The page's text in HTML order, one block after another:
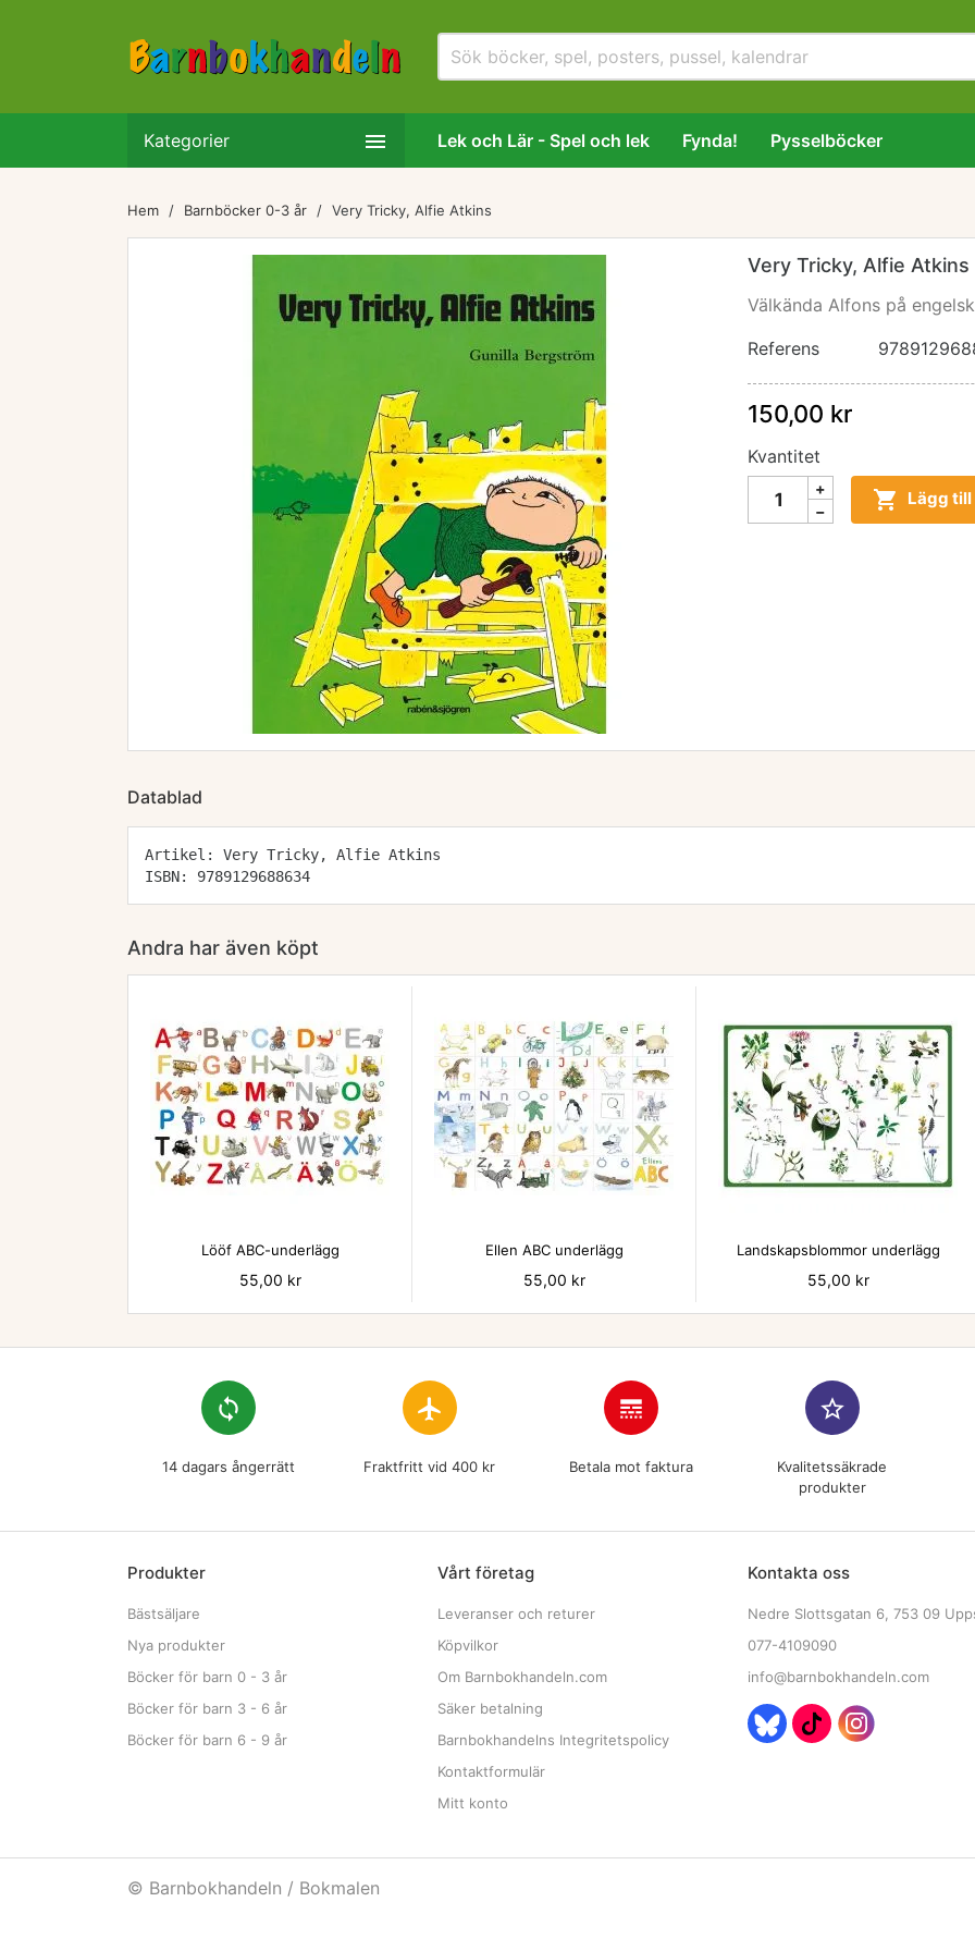
Kategorier  Lek och Lär - Spel och lek Fynda! Pysselböcker
Hem Barnböcker 0-3 år Very Tricky, Alfie Atkins
Very Tricky, Alfie Atkins
Välkända Alfons på
Referens
150,00 kr
Kvantitet
 Lägg
Datablad
Artikel: Very Tricky, Alfie Atkins
ISBN: 9789129688634
Andra har även köpt

Lööf ABC-underlägg
Pris
55,00 kr

Ellen ABC underlägg
Pris
55,00 kr
Landskapsblommor underlägg
Pris
55,00 kr
loop
14 dagars ångerrätt
flight
Fraktfritt vid 400 kr
line_style
Betala mot faktura
star_border
Kvalitetssäkrade
produkter
Produkter
Bästsäljare
Nya produkter
Böcker för barn 0 - 3 år
Böcker för barn 3 - 6 år
Böcker för barn 6 - 9 år
Vårt företag
Leveranser och returer
Köpvilkor
Om Barnbokhandeln.com
Säker betalning
Barnbokhandelns Integritetspolicy
Kontaktformulär
Mitt konto
Kontakta oss
Nedre Slottsgatan 6, 753 09
077-4109090
info@barnbokhandeln.com
© Barnbokhandeln / Bokmalen